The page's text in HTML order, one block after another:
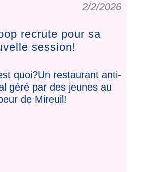
2/2/2026
recrute pour sa
session!
quoi?Un restaurant anti-
géré par des jeunes au
de Mireuil!